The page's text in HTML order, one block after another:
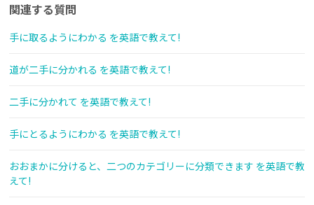
関連する質問
手に取るようにわかる を英語で教えて!
道が二手に分かれる を英語で教えて!
二手に分かれて を英語で教えて!
手にとるようにわかる を英語で教えて!
おおまかに分けると、二つのカテゴリーに分類できます を英語で教
えて!